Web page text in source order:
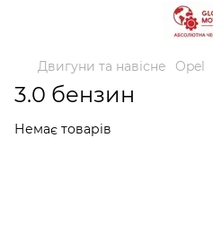
Двигуни та навісне Opel
3.0 бензин
Немає товарів